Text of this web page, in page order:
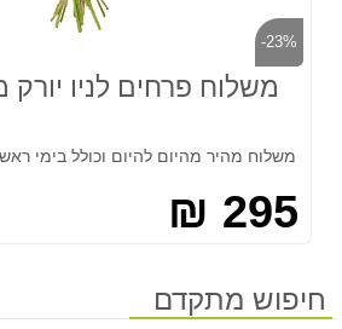
-23%
משלוח פרחים לניו יורק
295 ₪
חיפוש מתקדם